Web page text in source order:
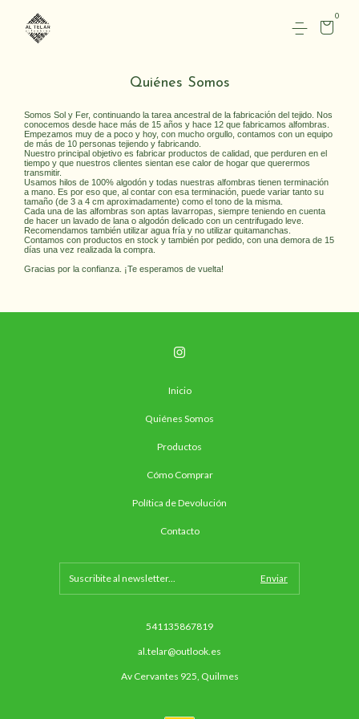
0
Quiénes Somos
Somos Sol y Fer, continuando la tarea ancestral de la fabricación del tejido. Nos
conocemos desde hace más de 15 años y hace 12 que fabricamos alfombras.
Empezamos muy de a poco y hoy, con mucho orgullo, contamos con un equipo
de más de 10 personas tejiendo y fabricando.
Nuestro principal objetivo es fabricar productos de calidad, que perduren en el
tiempo y que nuestros clientes sientan ese calor de hogar que querermos
transmitir.
Usamos hilos de 100% algodón y todas nuestras alfombras tienen terminación
a mano. Es por eso que, al contar con esa terminación, puede variar tanto su
tamaño (de 3 a 4 cm aproximadamente) como el tono de la misma.
Cada una de las alfombras son aptas lavarropas, siempre teniendo en cuenta
de hacer un lavado de lana o algodón delicado con un centrifugado leve.
Recomendamos también utilizar agua fría y no utilizar quitamanchas.
Contamos con productos en stock y también por pedido, con una demora de 15
días una vez realizada la compra.
Gracias por la confianza. ¡Te esperamos de vuelta!
Inicio
Quiénes Somos
Productos
Cómo Comprar
Política de Devolución
Contacto
541135867819
al.telar@outlook.es
Av Cervantes 925, Quilmes